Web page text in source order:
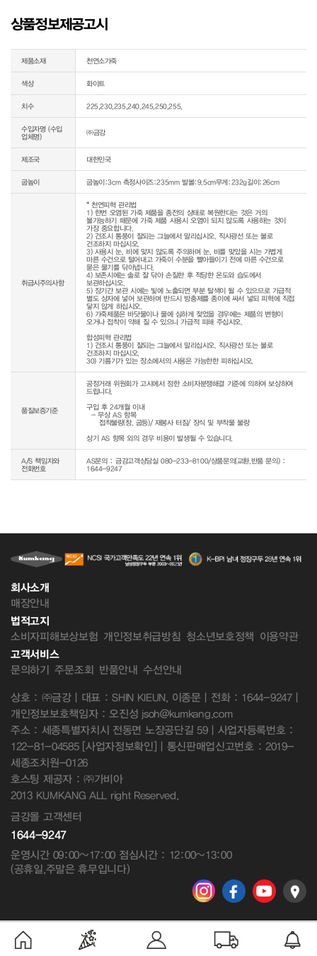
상품정보제공고시
제품소재 천연소가죽
색상 화이트
치수 225,230,235,240,245,250,255,
수입자명 (수입
업체명)
㈜금강
제조국 대한민국
굽높이 굽높이:3cm 측정사이즈:235mm 발볼:9.5cm무게:232g길이:26cm
취급시주의사항
* 천연피혁 관리법
1) 한번 오염된 가죽 제품을 종전의 상태로 복원한다는 것은 거의
불가능하기 때문에 가죽 제품 사용시 오염이 되지 않도록 사용하는 것이
가장 중요합니다.
2) 건조시 통풍이 잘되는 그늘에서 말리십시오. 직사광선 또는 불로
건조하지 마십시오.
3) 사용시 눈, 비에 맞지 않도록 주의하며 눈, 비를 맞았을 시는 가볍게
마른 수건으로 털어내고 가죽이 수분을 빨아들이기 전에 마른 수건으로
묻은 물기를 닦아냅니다.
4) 보존시에는 솔로 잘 닦아 손질한 후 적당한 온도와 습도에서
보관하십시오.
5) 장기간 보관 시에는 빛에 노출되면 부분 탈색이 될 수 있으므로 가급적
별도 상자에 넣어 보관하며 반드시 방충제를 종이에 싸서 넣되 피혁에 직접
닿지 않게 하십시오.
6) 가죽제품은 바닷물이나 물에 심하게 젖었을 경우에는 제품의 변형이
오거나 접착이 약해 질 수 있으니 가급적 피해 주십시오.
합성피혁 관리법
1) 건조시 통풍이 잘되는 그늘에서 말리십시오. 직사광선 또는 불로
건조하지 마십시오.
30) 기름기가 있는 장소에서의 사용은 가능한한 피하십시오.
품질보증기준
공정거래 위원회가 고시에서 정한 소비자분쟁해결 기준에 의하여 보상하여
드립니다.
구입 후 24개월 이내
  - 무상 AS 항목
상기 AS 항목 외의 경우 비용이 발생될 수 있습니다.
A/S 책임자와
전화번호
AS문의 : 금강고객상담실 080-233-8100/상품문의(교환,반품 문의) :
1644-9247
회사소개
매장안내
법적고지
소비자피해보상보험 개인정보취급방침 청소년보호정책 이용약관
고객서비스
문의하기 주문조회 반품안내 수선안내
상호 : ㈜금강 | 대표 : SHIN KIEUN, 이종문 | 전화 : 1644-9247 |
개인정보보호책임자 : 오진성 jsoh@kumkang.com
주소 : 세종특별자치시 전동면 노장공단길 59 | 사업자등록번호 :
122-81-04585 [사업자정보확인] | 통신판매업신고번호 : 2019-
세종조치원-0126
호스팅 제공자 : ㈜가비아
2013 KUMKANG ALL right Reserved.
금강몰 고객센터
1644-9247
운영시간 09:00~17:00 점심시간 : 12:00~13:00
(공휴일,주말은 휴무입니다)